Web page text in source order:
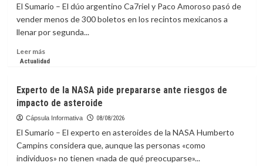
Jagi,
diseñadas
para
solo
en
avanzar
El Sumario – El dúo argentino Ca7riel y Paco Amoroso pasó de
vender menos de 300 boletos en los recintos mexicanos a
llenar por segunda...
Leer másLeer
más
y
Paco
Amoroso
el
espíritu
de
Actualidad
Experto de la NASA pide prepararse ante riesgos de
impacto de asteroide
Cápsula Informativa 08/08/2026
El Sumario – El experto en asteroides de la NASA Humberto
Campins considera que, aunque las personas «como
individuos» no tienen «nada de qué preocuparse»...